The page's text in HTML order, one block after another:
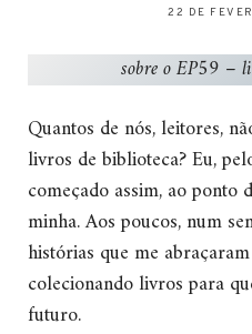
22 DE
sobre o EP59 –
Quantos de nós, leitores,
livros de biblioteca? Eu,
começado assim, ao
minha. Aos poucos, num
histórias que me
colecionando livros para
futuro.